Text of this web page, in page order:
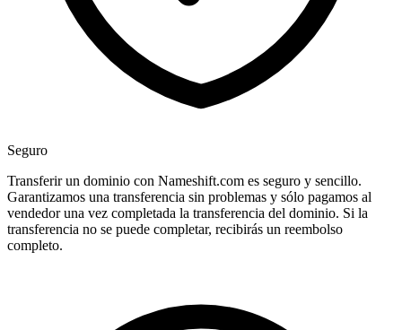
Seguro
Transferir un dominio con Nameshift.com es seguro y sencillo.
Garantizamos una transferencia sin problemas y sólo pagamos al
vendedor una vez completada la transferencia del dominio. Si la
transferencia no se puede completar, recibirás un reembolso
completo.